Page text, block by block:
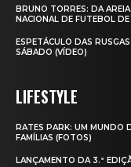
BRUNO TORRES: DA
NACIONAL DE FUTEBOL
ESPETÁCULO DAS
SÁBADO (VÍDEO)
LIFESTYLE
RATES PARK: UM MUNDO
FAMÍLIAS (FOTOS)
LANÇAMENTO DA 3.ª